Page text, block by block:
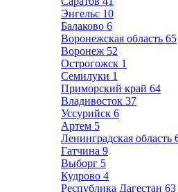
Энгельс 10
Балаково 6
Воронежская область 65
Воронеж 52
Острогожск 1
Семилуки 1
Приморский край 64
Владивосток 37
Уссурийск 6
Артем 5
Ленинградская область
Гатчина 9
Выборг 5
Кудрово 4
Республика Дагестан 63